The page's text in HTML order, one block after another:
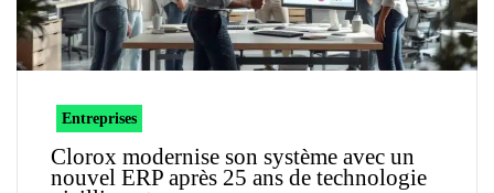
Entreprises
Clorox modernise son système avec un
nouvel ERP après 25 ans de technologie